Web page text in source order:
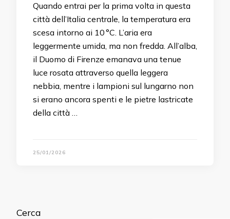
Quando entrai per la prima volta in questa
città dell’Italia centrale, la temperatura era
scesa intorno ai 10 °C. L’aria era
leggermente umida, ma non fredda. All’alba,
il Duomo di Firenze emanava una tenue
luce rosata attraverso quella leggera
nebbia, mentre i lampioni sul lungarno non
si erano ancora spenti e le pietre lastricate
della città …
25/01/2026
Cerca